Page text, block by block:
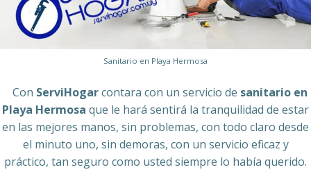
Sanitario en Playa Hermosa
Con ServiHogarcontara con un servicio de sanitario en
Playa Hermosa que le hará sentirá la tranquilidad de estar
en las mejores manos, sin problemas, con todo claro desde
el minuto uno, sin demoras, con un servicio eficaz y
práctico, tan seguro como usted siempre lo había querido.